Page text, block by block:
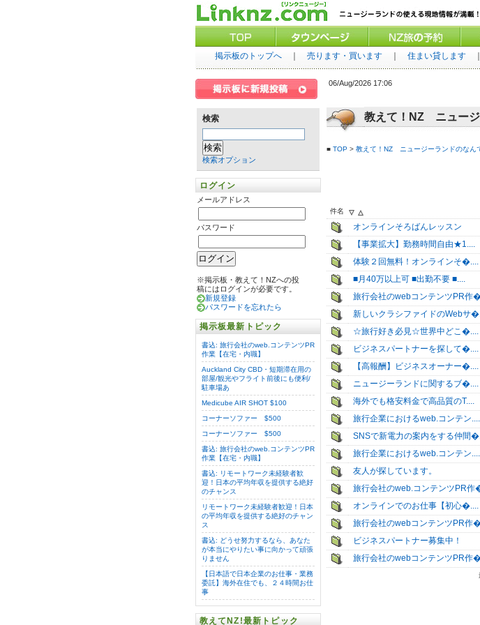
掲示板のトップへ｜ 売ります・買います｜ 住まい貸します
検索
検索オプション
ログイン
メールアドレス
パスワード
※掲示板・教えて！NZへの投
稿にはログインが必要です。
新規登録
パスワードを忘れたら
掲示板最新トピック
書込: 旅行会社のweb.コンテンツPR
作業【在宅・内職】
Auckland City CBD・短期滞在用の
部屋/観光やフライト前後にも便利/
駐車場あ
Medicube AIR SHOT $100
コーナーソファー $500
コーナーソファー $500
書込: 旅行会社のweb.コンテンツPR
作業【在宅・内職】
書込: リモートワーク未経験者歓
迎！日本の平均年収を提供する絶好
のチャンス
リモートワーク未経験者歓迎！日本
の平均年収を提供する絶好のチャン
ス
書込: どうせ努力するなら、あなた
が本当にやりたい事に向かって頑張
りません
【日本語で日本企業のお仕事・業務
委託】海外在住でも、２４時間お仕
事
教えてNZ!最新トピック
06/Aug/2026 17:06
教えて！NZ ニュージ
■ TOP> 教えて！NZ ニュージーランドのなん
件名
オンラインそろばんレッスン
【事業拡大】勤務時間自由★1....
体験２回無料！オンラインそ�....
■月40万以上可 ■出勤不要 ■....
旅行会社のwebコンテンツPR作
新しいクラシファイドのWebサ
☆旅行好き必見☆世界中どこ�....
ビジネスパートナーを探して�....
【高報酬】ビジネスオーナー�....
ニュージーランドに関するブ�....
海外でも格安料金で高品質のT....
旅行企業におけるweb.コンテン....
SNSで新電力の案内をする仲間
旅行企業におけるweb.コンテン....
友人が探しています。
旅行会社のweb.コンテンツPR作
オンラインでのお仕事【初心�....
旅行会社のwebコンテンツPR作
ビジネスパートナー募集中！
旅行会社のwebコンテンツPR作